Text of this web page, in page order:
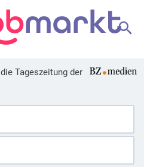
die Tageszeitung der